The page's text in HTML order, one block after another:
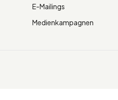
E-Mailings
Medienkampagnen